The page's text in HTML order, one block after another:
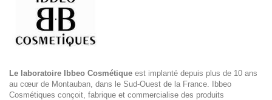
Le laboratoire Ibbeo Cosmétique est implanté depuis plus de 10 ans
au cœur de Montauban, dans le Sud-Ouest de la France. Ibbeo
Cosmétiques conçoit, fabrique et commercialise des produits